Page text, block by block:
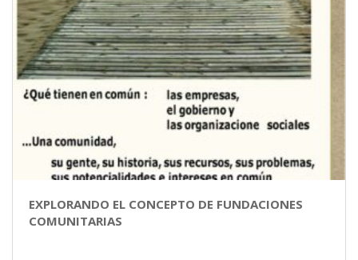
EXPLORANDO EL CONCEPTO DE FUNDACIONES
COMUNITARIAS